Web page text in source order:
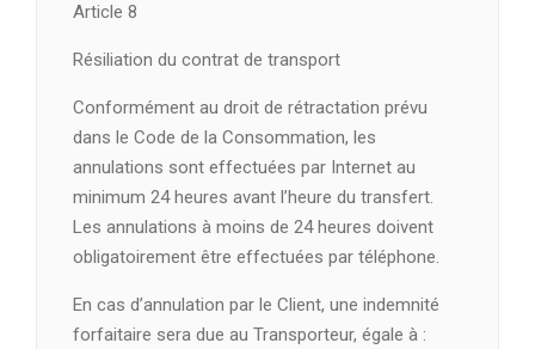
Article 8
Résiliation du contrat de transport
Conformément au droit de rétractation prévu
dans le Code de la Consommation, les
annulations sont effectuées par Internet au
minimum 24 heures avant l’heure du transfert.
Les annulations à moins de 24 heures doivent
obligatoirement être effectuées par téléphone.
En cas d’annulation par le Client, une indemnité
forfaitaire sera due au Transporteur, égale à :